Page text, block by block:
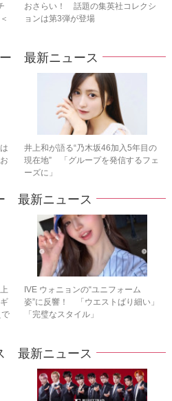
おさらい！ 話題の集英社コレクシ
ョンは第3弾が登場
最新ニュース
井上和が語る“乃木坂46加入5年目の
現在地” 「グループを発信するフェ
ーズに」
最新ニュース
IVE ウォニョンの“ユニフォーム
姿”に反響！ 「ウエストばり細い」
「完璧なスタイル」
最新ニュース